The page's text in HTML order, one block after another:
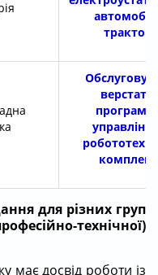
для різних груп
технічної)
має досвід роботи із